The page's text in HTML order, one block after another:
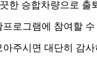
한 승합차량으로 출
프로그램에 참여할
주시면 대단히 감